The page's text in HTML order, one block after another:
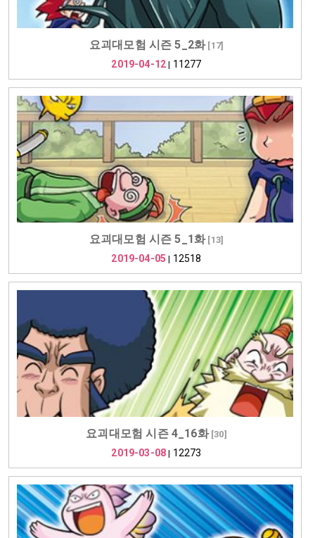
요괴대모험 시즌 5_2화[17]
2019-04-12 11277
요괴대모험 시즌 5_1화[13]
2019-04-05 12518
요괴대모험 시즌 4_16화[30]
2019-03-08 12273